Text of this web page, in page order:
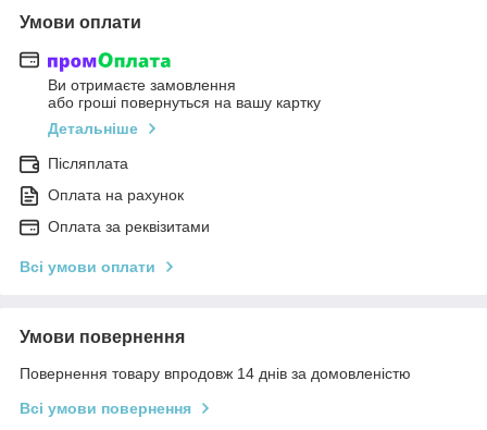
Умови оплати
Ви отримаєте замовлення
або гроші повернуться на вашу картку
Детальніше
Післяплата
Оплата на рахунок
Оплата за реквізитами
Всі умови оплати
Умови повернення
Повернення товару впродовж 14 днів за домовленістю
Всі умови повернення